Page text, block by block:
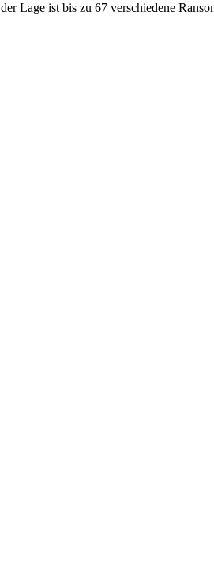
Lage ist bis zu 67 verschiedene